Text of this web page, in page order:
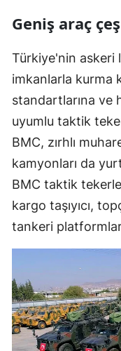
Geniş araç
Türkiye'nin askeri
imkanlarla kurma
standartlarına ve
uyumlu taktik
BMC, zırhlı
kamyonları da
BMC taktik
kargo taşıyıcı,
tankeri